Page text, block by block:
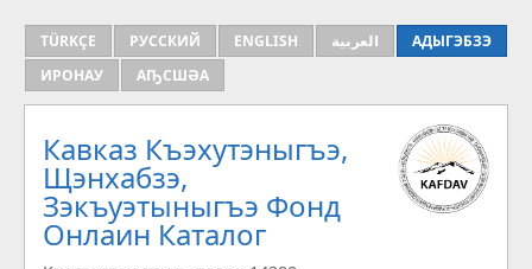
TÜRKÇE РУССКИЙ ENGLISH العربية
АДЫГЭБЗЭ
ИРОНАУ
АҦСШӘА
Кавказ Къэхутэныгъэ,
Щэнхабзэ,
Зэкъуэтыныгъэ Фонд
Онлаин Каталог